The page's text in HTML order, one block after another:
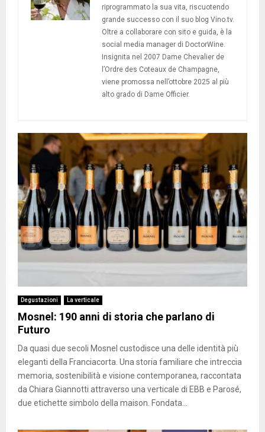
riprogrammato la sua vita, riscuotendo
grande successo con il suo blog Vino.tv.
Oltre a collaborare con sito e guida, è la
social media manager di DoctorWine.
Insignita nel 2007 Dame Chevalier de
l’Ordre des Coteaux de Champagne,
viene promossa nell’ottobre 2025 al più
alto grado di Dame Officier.
Degustazioni La verticale
Mosnel: 190 anni di storia che parlano di
Futuro
Da quasi due secoli Mosnel custodisce una delle identità più
eleganti della Franciacorta. Una storia familiare che intreccia
memoria, sostenibilità e visione contemporanea, raccontata
da Chiara Giannotti attraverso una verticale di EBB e Parosé,
due etichette simbolo della maison. Fondata...